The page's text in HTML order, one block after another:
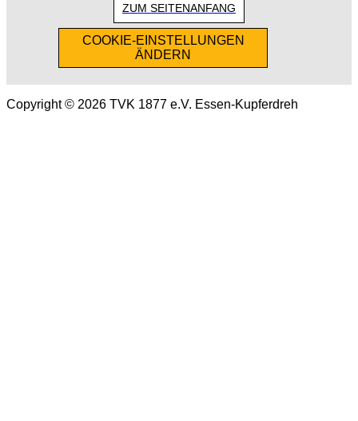
ZUM SEITENANFANG
COOKIE-EINSTELLUNGEN
ÄNDERN
Copyright © 2026 TVK 1877 e.V. Essen-Kupferdreh